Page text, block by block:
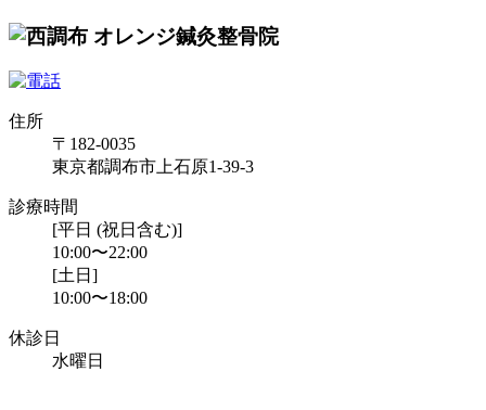
住所
〒182-0035
東京都調布市上石原1-39-3
診療時間
[平日 (祝日含む)]
10:00〜22:00
[土日]
10:00〜18:00
休診日
水曜日